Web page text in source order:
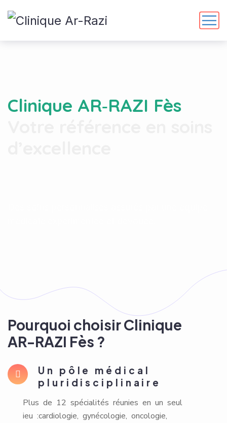
Clinique AR‑RAZI Fès
Pourquoi choisir Clinique
AR-RAZI Fès ?
Un pôle médical
pluridisciplinaire
Plus de 12 spécialités réunies en un seul
ieu :cardiologie, gynécologie, oncologie,